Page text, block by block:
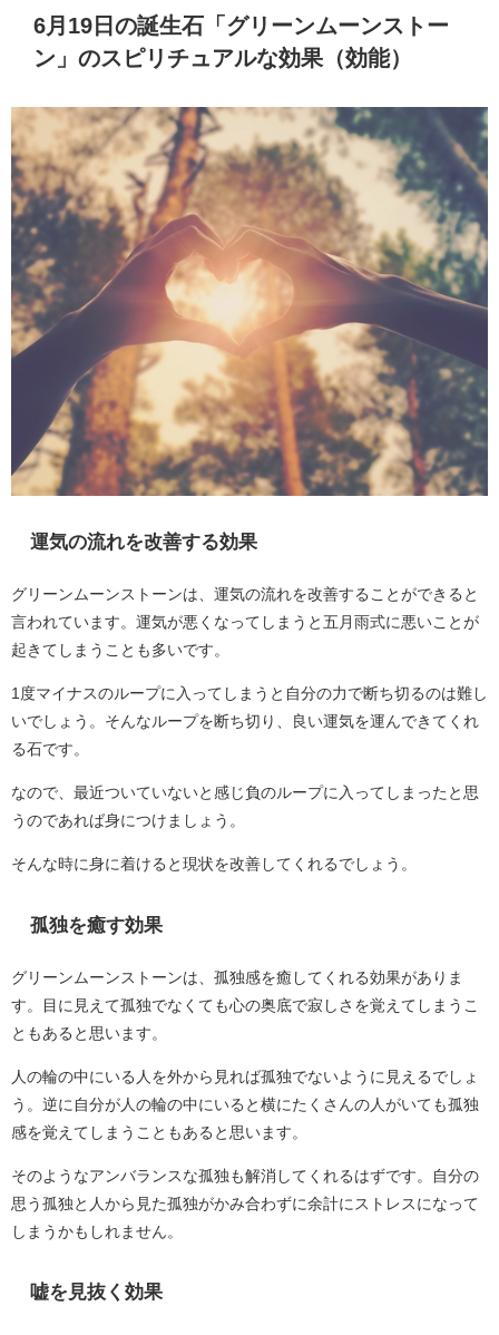
6月19日の誕生石「グリーンムーンストー
ン」のスピリチュアルな効果（効能）
運気の流れを改善する効果
グリーンムーンストーンは、運気の流れを改善することができると
言われています。運気が悪くなってしまうと五月雨式に悪いことが
起きてしまうことも多いです。
1度マイナスのループに入ってしまうと自分の力で断ち切るのは難し
いでしょう。そんなループを断ち切り、良い運気を運んできてくれ
る石です。
なので、最近ついていないと感じ負のループに入ってしまったと思
うのであれば身につけましょう。
そんな時に身に着けると現状を改善してくれるでしょう。
孤独を癒す効果
グリーンムーンストーンは、孤独感を癒してくれる効果がありま
す。目に見えて孤独でなくても心の奥底で寂しさを覚えてしまうこ
ともあると思います。
人の輪の中にいる人を外から見れば孤独でないように見えるでしょ
う。逆に自分が人の輪の中にいると横にたくさんの人がいても孤独
感を覚えてしまうこともあると思います。
そのようなアンバランスな孤独も解消してくれるはずです。自分の
思う孤独と人から見た孤独がかみ合わずに余計にストレスになって
しまうかもしれません。
嘘を見抜く効果